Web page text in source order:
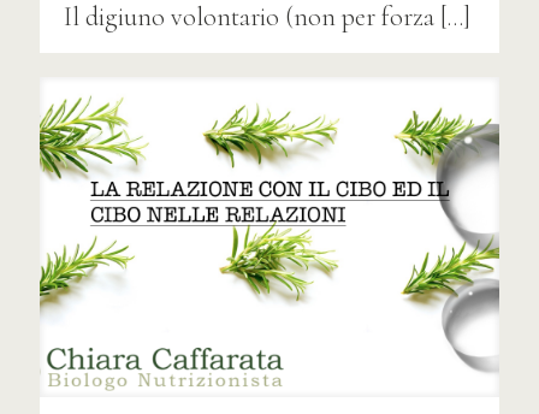
Il digiuno volontario (non per forza […]